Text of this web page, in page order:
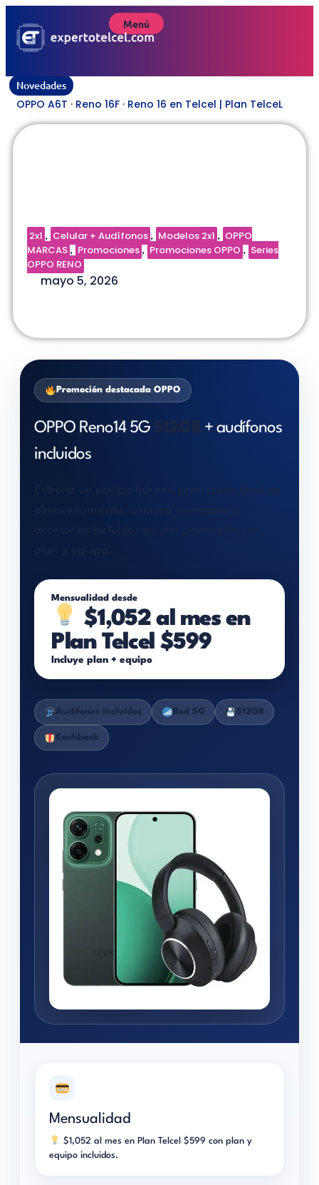
Menú
Novedades
OPPO A6T · Reno 16F · Reno 16 en Telcel | Plan TelceL
2x1 , Celular + Audífonos , Modelos 2x1 , OPPO
MARCAS , Promociones , Promociones OPPO , Series
OPPO RENO
mayo 5, 2026
Promoción destacada OPPO
OPPO Reno14 5G 512GB + audífonos
incluidos
Estrena un equipo 5G con gran capacidad de
almacenamiento, cámara avanzada y
Mensualidad desde
$1,052 al mes en
Plan Telcel $599
Incluye plan + equipo
Audífonos incluidos Red 5G 512GB
Cashback
Mensualidad
$1,052 al mes en Plan Telcel $599 con plan y
equipo incluidos.